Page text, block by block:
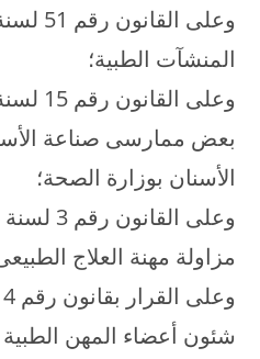
المنشآت الطبية؛
بعض ممارسى صناعة
الأسنان بوزارة الصحة؛
مزاولة مهنة العلاج
شئون أعضاء المهن الطبية